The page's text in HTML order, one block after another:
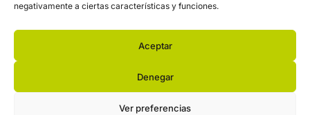
negativamente a ciertas características y funciones.
Aceptar
Denegar
Ver preferencias
© Zemper. Todos los derechos reservados.